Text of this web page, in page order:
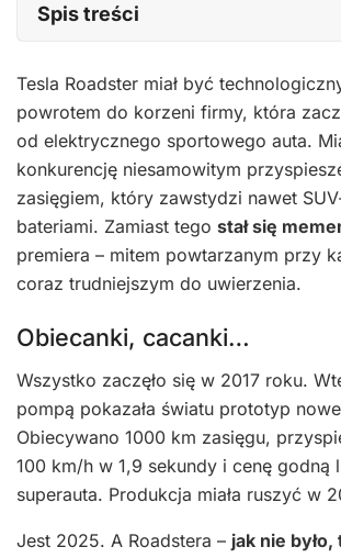
Spis treści
Tesla Roadster miał być
powrotem do korzeni firmy, która
od elektrycznego sportowego auta.
konkurencję niesamowitym
zasięgiem, który zawstydzi nawet
bateriami. Zamiast tego stał się
premiera – mitem powtarzanym przy
coraz trudniejszym do uwierzenia.
Obiecanki, cacanki…
Wszystko zaczęło się w 2017 roku.
pompą pokazała światu prototyp
Obiecywano 1000 km zasięgu,
100 km/h w 1,9 sekundy i cenę godną
superauta. Produkcja miała ruszyć w
Jest 2025. A Roadstera – jak nie